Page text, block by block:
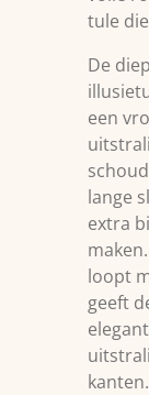
tule
De
een
lange
extra
loopt
geeft
kanten.